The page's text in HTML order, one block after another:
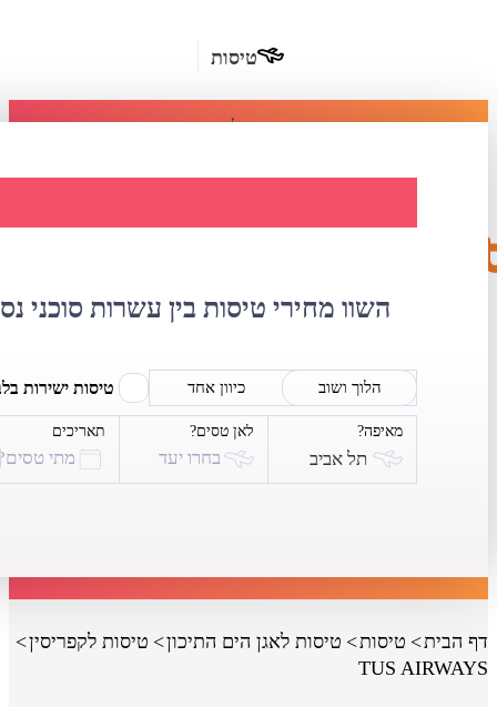
טיסות
מומלץ
בחו"ל
השכרת
רכב
השוו מחירי טיסות בין עשרות סוכני
הלוך ושוב כיוון אחד טיסות ישירות
מאיפה?
תל אביב
לאן טסים?
בחרו יעד
תאריכים
מתי
דף הבית טיסות טיסות לאגן הים התיכון
טיסות לקפריסין
TUS AIRWAYS